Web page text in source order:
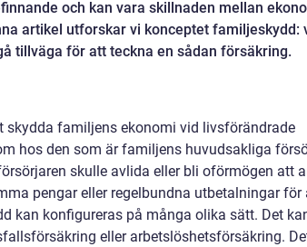
och kan vara skillnaden mellan
artikel utforskar vi konceptet familjeskydd:
tillväga för att teckna en sådan försäkring.
familjens ekonomi vid livsförändrade
hos den som är familjens huvudsakliga
skulle avlida eller bli oförmögen att
pengar eller regelbundna utbetalningar för
kan konfigureras på många olika sätt. Det
eller arbetslöshetsförsäkring.